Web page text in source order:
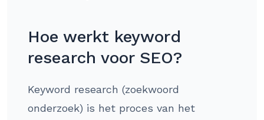
Hoe werkt keyword
research voor SEO?
Keyword research (zoekwoord
onderzoek) is het proces van het